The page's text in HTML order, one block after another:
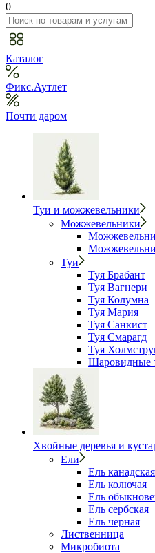
0
Каталог
Фикс.Аутлет
Почти даром
Туи и можжевельники
Можжевельники
Туи
Туя Брабант
Туя Вагнери
Туя Колумна
Туя Мария
Туя Санкист
Туя Смарагд
Туя
Шаровидные
Хвойные деревья и
Ели
Ель канадская
Ель колючая
Ель
Ель сербская
Ель черная
Лиственница
Микробиота